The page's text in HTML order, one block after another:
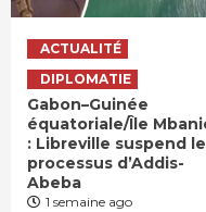
ACTUALITÉ
DIPLOMATIE
Gabon–Guinée
équatoriale/Île
: Libreville suspend le
processus d’Addis-
Abeba
1 semaine ago